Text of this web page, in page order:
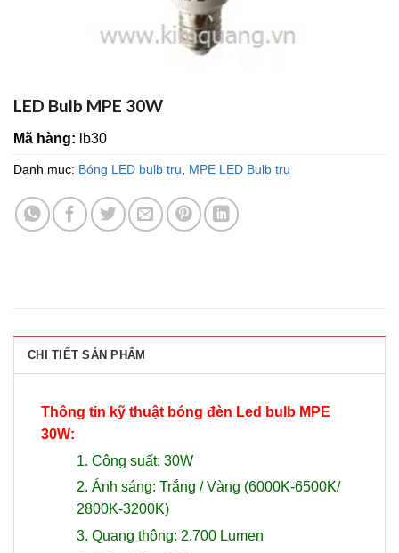
LED Bulb MPE 30W
Mã hàng: lb30
Danh mục: Bóng LED bulb trụ MPE LED Bulb trụ
CHI TIẾT SẢN PHẨM
Thông tin kỹ thuật bóng đèn Led bulb MPE
30W:
1. Công suất: 30W
2. Ánh sáng: Trắng / Vàng (6000K-6500K/
2800K-3200K)
3. Quang thông: 2.700 Lumen